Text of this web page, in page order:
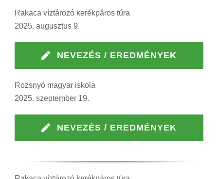
Rakaca víztározó kerékpáros túra
2025. augusztus 9.
NEVEZÉS / EREDMÉNYEK
Rozsnyó magyar iskola
2025. szeptember 19.
NEVEZÉS / EREDMÉNYEK